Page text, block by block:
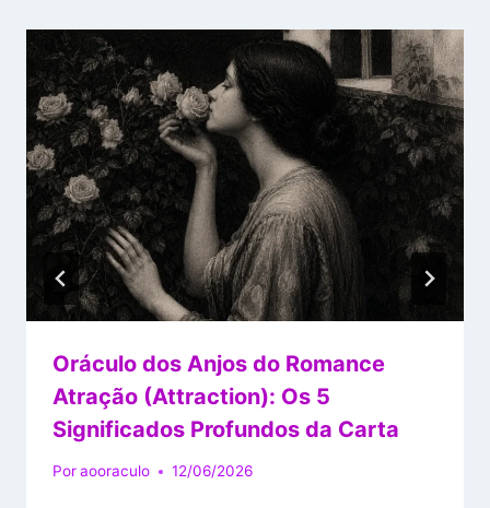
Oráculo dos Anjos do Romance
Atração (Attraction): Os 5
Significados Profundos da Carta
Poraooraculo 12/06/2026